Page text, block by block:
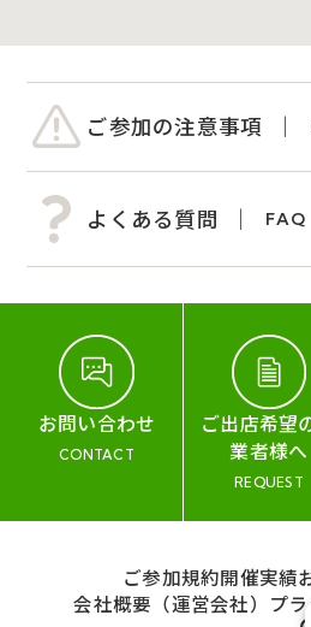
ご参加の注意事項
よくある質問 FAQ
お問い合わせ
CONTACT
ご出店希望
業者様へ
REQUEST
ご参加規約開催実績
会社概要（運営会社） プ